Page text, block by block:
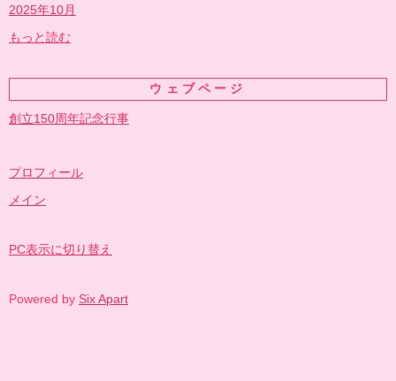
2025年10月
もっと読む
ウェブページ
創立150周年記念行事
プロフィール
メイン
PC表示に切り替え
Powered by Six Apart